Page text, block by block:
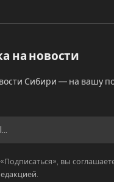
на новости
Сибири — на вашу
вы
.